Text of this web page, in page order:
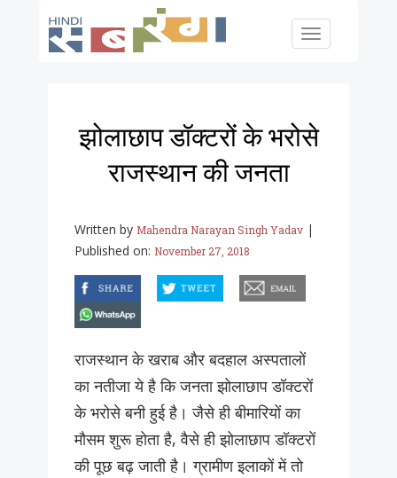
Toggle
झोलाछाप डॉक्टरों के भरोसे
राजस्थान की जनता
Written by Mahendra Narayan Singh Yadav |
Published on: November 27, 2018
राजस्थान के खराब और बदहाल अस्पतालों
का नतीजा ये है कि जनता झोलाछाप डॉक्टरों
के भरोसे बनी हुई है। जैसे ही बीमारियों का
मौसम शुरू होता है, वैसे ही झोलाछाप डॉक्टरों
की पूछ बढ़ जाती है। ग्रामीण इलाकों में तो